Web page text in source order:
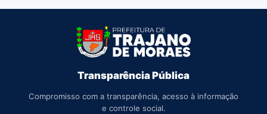
Transparência Pública
Compromisso com a transparência, acesso à informação
e controle social.